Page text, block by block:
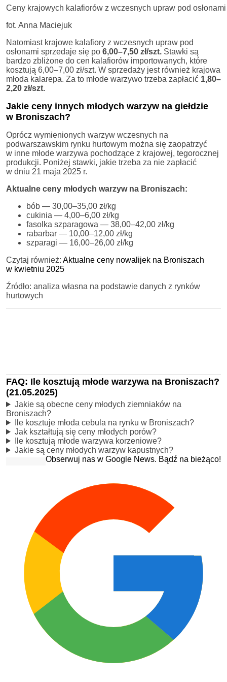
Ceny krajowych kalafiorów z wczesnych upraw pod
fot. Anna Maciejuk
Natomiast krajowe kalafiory z wczesnych upraw pod
osłonami sprzedaje się po 6,00–7,50 zł/szt. Stawki są
bardzo zbliżone do cen kalafiorów importowanych, które
kosztują 6,00–7,00 zł/szt. W sprzedaży jest również krajowa
młoda kalarepa. Za to młode warzywo trzeba zapłacić 1,80–
2,20 zł/szt.
Jakie ceny innych młodych warzyw na giełdzie
w Broniszach?
Oprócz wymienionych warzyw wczesnych na
podwarszawskim rynku hurtowym można się zaopatrzyć
w inne młode warzywa pochodzące z krajowej, tegorocznej
produkcji. Poniżej stawki, jakie trzeba za nie zapłacić
w dniu 21 maja 2025 r.
Aktualne ceny młodych warzyw na Broniszach:
bób — 30,00–35,00 zł/kg
cukinia — 4,00–6,00 zł/kg
fasolka szparagowa — 38,00–42,00 zł/kg
rabarbar — 10,00–12,00 zł/kg
szparagi — 16,00–26,00 zł/kg
Czytaj również: Aktualne ceny nowalijek na Broniszach
w kwietniu 2025
Źródło: analiza własna na podstawie danych z rynków
hurtowych
FAQ: Ile kosztują młode warzywa na Broniszach?
(21.05.2025)
Jakie są obecne ceny młodych ziemniaków na
Broniszach?
Ile kosztuje młoda cebula na rynku w Broniszach?
Jak kształtują się ceny młodych porów?
Ile kosztują młode warzywa korzeniowe?
Jakie są ceny młodych warzyw kapustnych?
Obserwuj nas w Google News. Bądź na bieżąco!